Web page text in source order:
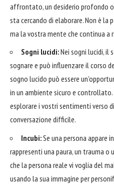
affrontato, un desiderio profondo
sta cercando di elaborare. Non è la
ma la vostra mente che continua a
Sogni lucidi:Nei sogni lucidi, il
sognare e può influenzare il corso
sogno lucido può essere
in un ambiente sicuro e
esplorare i vostri sentimenti verso
conversazione difficile.
Incubi:Se una persona appare
rappresenti una paura, un trauma
che la persona reale vi voglia del
usando la sua immagine per